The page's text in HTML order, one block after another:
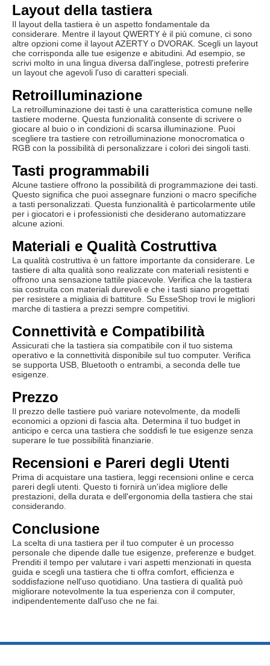
Layout della tastiera
Il layout della tastiera è un aspetto fondamentale da
considerare. Mentre il layout QWERTY è il più comune, ci sono
altre opzioni come il layout AZERTY o DVORAK. Scegli un layout
che corrisponda alle tue esigenze e abitudini. Ad esempio, se
scrivi molto in una lingua diversa dall'inglese, potresti preferire
un layout che agevoli l'uso di caratteri speciali.
Retroilluminazione
La retroilluminazione dei tasti è una caratteristica comune nelle
tastiere moderne. Questa funzionalità consente di scrivere o
giocare al buio o in condizioni di scarsa illuminazione. Puoi
scegliere tra tastiere con retroilluminazione monocromatica o
RGB con la possibilità di personalizzare i colori dei singoli tasti.
Tasti programmabili
Alcune tastiere offrono la possibilità di programmazione dei tasti.
Questo significa che puoi assegnare funzioni o macro specifiche
a tasti personalizzati. Questa funzionalità è particolarmente utile
per i giocatori e i professionisti che desiderano automatizzare
alcune azioni.
Materiali e Qualità Costruttiva
La qualità costruttiva è un fattore importante da considerare. Le
tastiere di alta qualità sono realizzate con materiali resistenti e
offrono una sensazione tattile piacevole. Verifica che la tastiera
sia costruita con materiali durevoli e che i tasti siano progettati
per resistere a migliaia di battiture. Su EsseShop trovi le migliori
marche di tastiera a prezzi sempre competitivi.
Connettività e Compatibilità
Assicurati che la tastiera sia compatibile con il tuo sistema
operativo e la connettività disponibile sul tuo computer. Verifica
se supporta USB, Bluetooth o entrambi, a seconda delle tue
esigenze.
Prezzo
Il prezzo delle tastiere può variare notevolmente, da modelli
economici a opzioni di fascia alta. Determina il tuo budget in
anticipo e cerca una tastiera che soddisfi le tue esigenze senza
superare le tue possibilità finanziarie.
Recensioni e Pareri degli Utenti
Prima di acquistare una tastiera, leggi recensioni online e cerca
pareri degli utenti. Questo ti fornirà un'idea migliore delle
prestazioni, della durata e dell'ergonomia della tastiera che stai
considerando.
Conclusione
La scelta di una tastiera per il tuo computer è un processo
personale che dipende dalle tue esigenze, preferenze e budget.
Prenditi il tempo per valutare i vari aspetti menzionati in questa
guida e scegli una tastiera che ti offra comfort, efficienza e
soddisfazione nell'uso quotidiano. Una tastiera di qualità può
migliorare notevolmente la tua esperienza con il computer,
indipendentemente dall'uso che ne fai.